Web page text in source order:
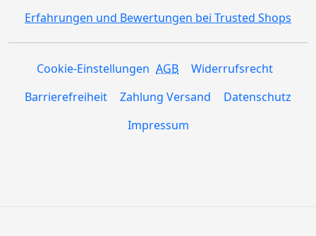
Erfahrungen und Bewertungen bei Trusted Shops
Cookie-Einstellungen AGB
Widerrufsrecht
Barrierefreiheit
Zahlung Versand
Datenschutz
Impressum